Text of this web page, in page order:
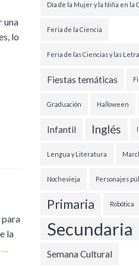
una
lo
para
la
…
Día de la Mujer y la Niña en la
Feria de la Ciencia
Feria de las Ciencias y las
Fiestas temáticas
Graduación Halloween
Infantil Inglés
Lengua y Literatura
Nochevieja Personajes
Primaria Robótica
Secundaria
Semana Cultural